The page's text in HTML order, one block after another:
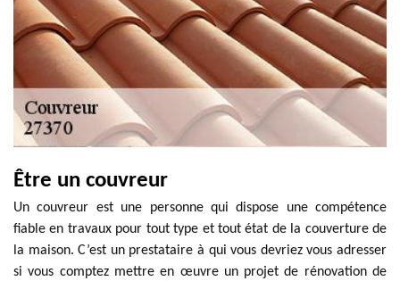
Être un couvreur
Un couvreur est une personne qui dispose une compétence
fiable en travaux pour tout type et tout état de la couverture de
la maison. C’est un prestataire à qui vous devriez vous adresser
si vous comptez mettre en œuvre un projet de rénovation de